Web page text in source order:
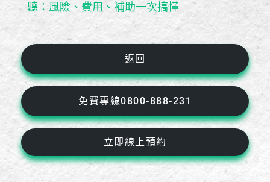
聽：風險、費用、補助一次搞懂
返回
免費專線0800-888-231
立即線上預約